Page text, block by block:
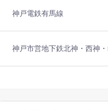
神戸電鉄有馬線
神戸市営地下鉄北神・西神